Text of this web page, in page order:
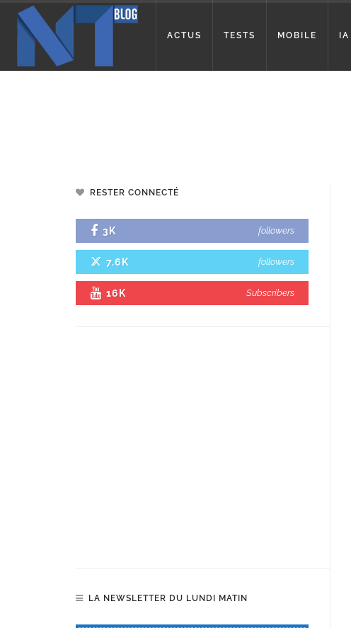
ACTUS TESTS MOBILE IA
RESTER CONNECTÉ
3K followers
7.6K followers
16K Subscribers
LA NEWSLETTER DU LUNDI MATIN